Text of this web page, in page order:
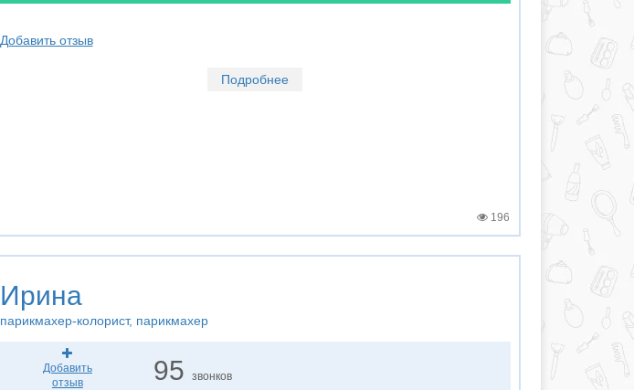
Добавить отзыв
Подробнее
196
Ирина
парикмахер-колорист, парикмахер
Добавить
отзыв
95 звонков